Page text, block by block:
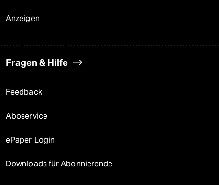
Anzeigen
Fragen & Hilfe
Feedback
Aboservice
ePaper Login
Downloads für Abonnierende